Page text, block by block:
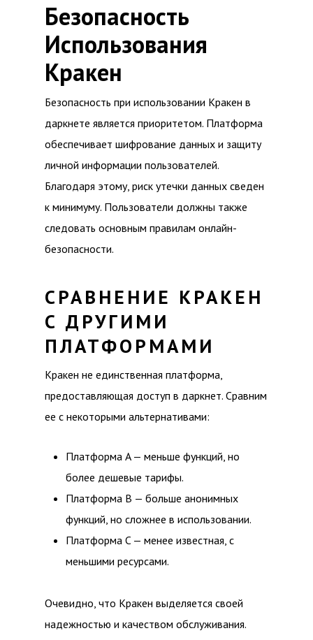
Безопасность
Использования
Кракен
Безопасность при использовании Кракен в
даркнете является приоритетом. Платформа
обеспечивает шифрование данных и защиту
личной информации пользователей.
Благодаря этому, риск утечки данных сведен
к минимуму. Пользователи должны также
следовать основным правилам онлайн-
безопасности.
СРАВНЕНИЕ КРАКЕН
С ДРУГИМИ
ПЛАТФОРМАМИ
Кракен не единственная платформа,
предоставляющая доступ в даркнет. Сравним
ее с некоторыми альтернативами:
Платформа A — меньше функций, но
более дешевые тарифы.
Платформа B — больше анонимных
функций, но сложнее в использовании.
Платформа C — менее известная, с
меньшими ресурсами.
Очевидно, что Кракен выделяется своей
надежностью и качеством обслуживания.